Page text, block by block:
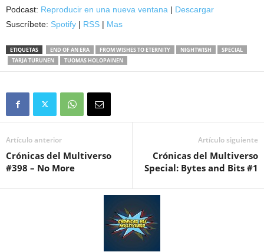
Podcast: Reproducir en una nueva ventana | Descargar
Suscríbete: Spotify | RSS | Mas
ETIQUETAS END OF AN ERA FROM WISHES TO ETERNITY NIGHTWISH
SPECIAL
TARJA TURUNEN
TUOMAS HOLOPAINEN
Artículo anterior
Crónicas del Multiverso
#398 – No More
Artículo siguiente
Crónicas del Multiverso
Special: Bytes and Bits #1